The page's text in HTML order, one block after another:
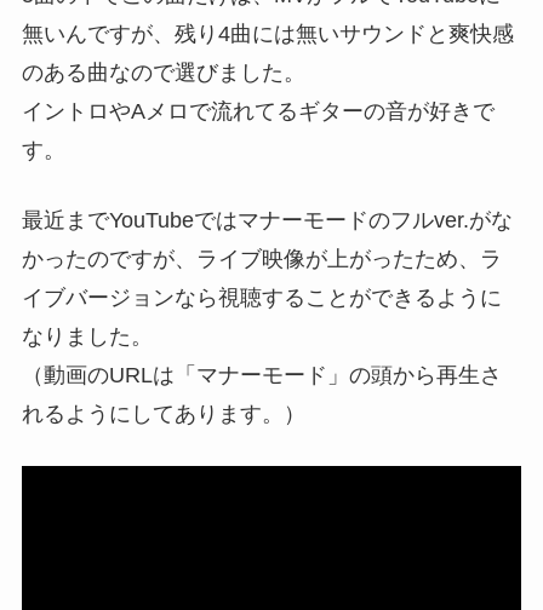
無いんですが、残り4曲には無いサウンドと爽快感
のある曲なので選びました。
イントロやAメロで流れてるギターの音が好きで
す。
最近までYouTubeではマナーモードのフルver.がな
かったのですが、ライブ映像が上がったため、ラ
イブバージョンなら視聴することができるように
なりました。
（動画のURLは「マナーモード」の頭から再生さ
れるようにしてあります。）